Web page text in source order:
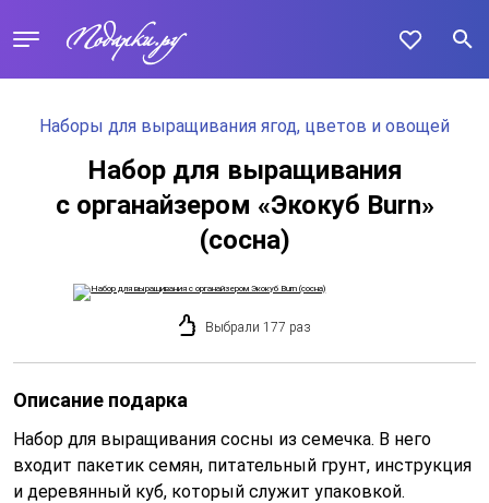
Наборы для выращивания ягод, цветов и овощей
Набор для выращивания
с органайзером «Экокуб Burn»
(сосна)
Выбрали 177 раз
Описание подарка
Набор для выращивания сосны из семечка. В него
входит пакетик семян, питательный грунт, инструкция
и деревянный куб, который служит упаковкой.